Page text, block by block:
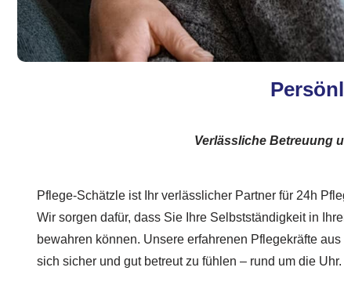
Verlässliche Betreuung
Pflege-Schätzle ist Ihr verlässlicher Partner für 24h
Wir sorgen dafür, dass Sie Ihre Selbstständigkeit in
bewahren können. Unsere erfahrenen Pflegekräfte
sich sicher und gut betreut zu fühlen – rund um die Uhr.